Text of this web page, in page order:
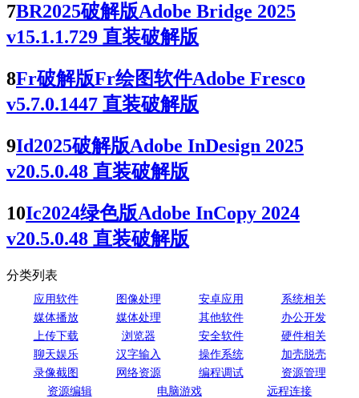
7BR2025破解版Adobe Bridge 2025
v15.1.1.729 直装破解版
8Fr破解版Fr绘图软件Adobe Fresco
v5.7.0.1447 直装破解版
9Id2025破解版Adobe InDesign 2025
v20.5.0.48 直装破解版
10Ic2024绿色版Adobe InCopy 2024
v20.5.0.48 直装破解版
分类列表
应用软件 图像处理 安卓应用
系统相关
媒体播放
媒体处理 其他软件
办公开发
上传下载
浏览器 安全软件
硬件相关
聊天娱乐
汉字输入 操作系统
加壳脱壳
录像截图
网络资源 编程调试
资源管理
资源编辑
电脑游戏 远程连接